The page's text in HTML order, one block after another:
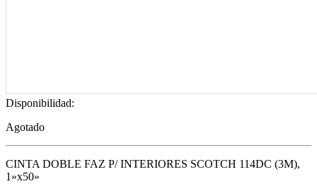
Disponibilidad:
Agotado
CINTA DOBLE FAZ P/ INTERIORES SCOTCH 114DC (3M),
1»x50»